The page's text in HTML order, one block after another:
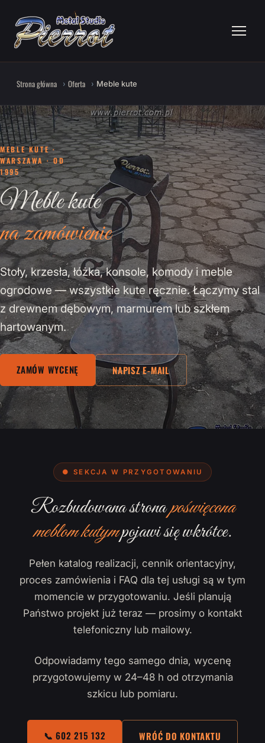
Strona główna Oferta Meble kute
MEBLE KUTE ·
WARSZAWA · OD
1995
Meble kute
na zamówienie
Stoły, krzesła, łóżka, konsole, komody i meble
ogrodowe — wszystkie kute ręcznie. Łączymy stal
z drewnem dębowym, marmurem lub szkłem
hartowanym.
ZAMÓW WYCENĘ NAPISZ E-MAIL
● SEKCJA W PRZYGOTOWANIU
Rozbudowana stronapoświęcona
meblom kutympojawi się wkrótce.
Pełen katalog realizacji, cennik orientacyjny,
proces zamówienia i FAQ dla tej usługi są w tym
momencie w przygotowaniu. Jeśli planują
Państwo projekt już teraz — prosimy o kontakt
telefoniczny lub mailowy.
Odpowiadamy tego samego dnia, wycenę
przygotowujemy w 24–48 h od otrzymania
szkicu lub pomiaru.
📞 602 215 132 WRÓĆ DO KONTAKTU